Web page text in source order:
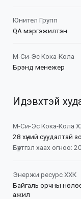
Юнител Групп
QA мэргэжилтэн
М-Си-Эс Кока-Кола
Брэнд менежер
Идэвхтэй
М-Си-Эс Кока-Кола
28 хүний суудалтай
Бүртгэл хаах огноо:
Энержи ресурс ХХК
Байгаль орчны
ажил